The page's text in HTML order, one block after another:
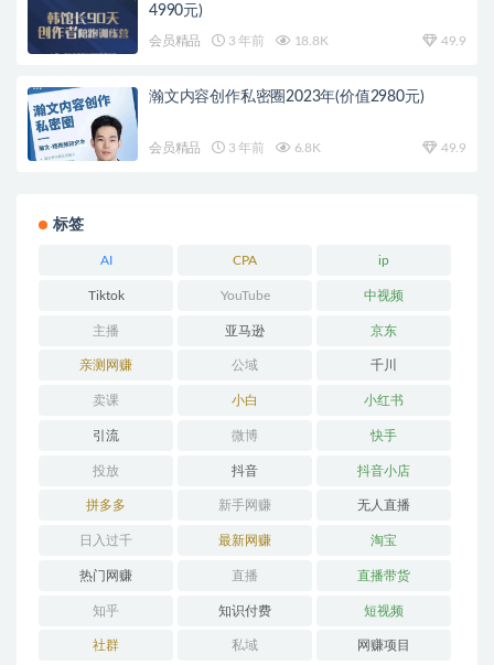
4990元)
会员精品 3 年前 18.8K 49.9
瀚文内容创作私密圈2023年(价值2980元)
会员精品 3 年前 6.8K 49.9
标签
AI CPA ip
Tiktok YouTube 中视频
主播 亚马逊 京东
亲测网赚 公域 千川
卖课 小白 小红书
引流 微博 快手
投放 抖音 抖音小店
拼多多 新手网赚 无人直播
日入过千 最新网赚 淘宝
热门网赚 直播 直播带货
知乎 知识付费 短视频
社群 私域 网赚项目